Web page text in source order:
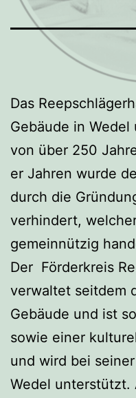
Das
Gebäude in
von über 250
er Jahren wurde
durch die
verhindert,
gemeinnützig
Der Förderkreis
verwaltet seitdem
Gebäude und ist
sowie einer
und wird bei
Wedel unterstützt.